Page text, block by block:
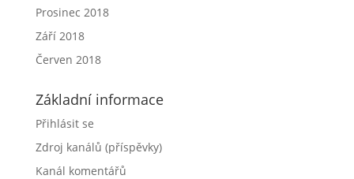
Prosinec 2018
Září 2018
Červen 2018
Základní informace
Přihlásit se
Zdroj kanálů (příspěvky)
Kanál komentářů